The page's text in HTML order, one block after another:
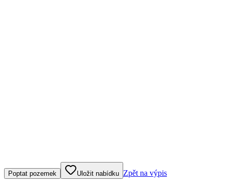
Klepněte nebo klikněte pro ovládání mapy
Poptat pozemek Uložit nabídku Zpět na výpis